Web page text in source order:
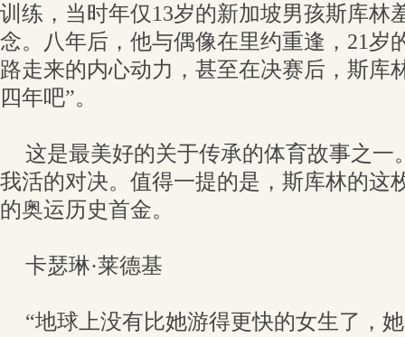
训练，当时年仅13岁的新加坡男孩斯库林
念。八年后，他与偶像在里约重逢，21岁
路走来的内心动力，甚至在决赛后，斯库
四年吧”。
这是最美好的关于传承的体育故事之一
我活的对决。值得一提的是，斯库林的这
的奥运历史首金。
卡瑟琳·莱德基
“地球上没有比她游得更快的女生了，